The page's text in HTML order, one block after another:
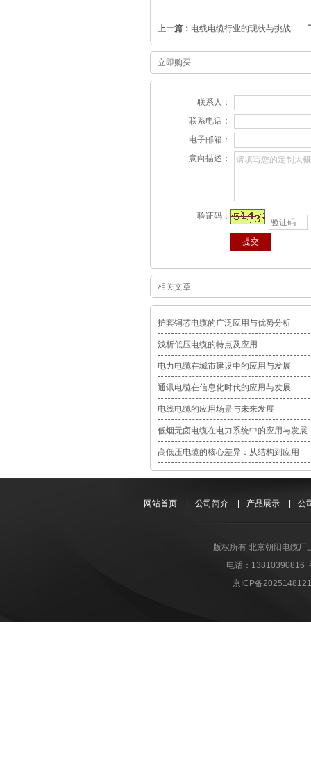
上一篇： 电线电缆行业的现状与挑战
立即购买
联系人：
联系电话：
电子邮箱：
意向描述：
验证码：
相关文章
护套铜芯电缆的广泛应用与优势分析
浅析低压电缆的特点及应用
电力电缆在城市建设中的应用与发展
通讯电缆在信息化时代的应用与发展
电线电缆的应用场景与未来发展
低烟无卤电缆在电力系统中的应用与发展
高低压电缆的核心差异：从结构到应用
网站首页 | 公司简介 | 产品展示 | 公
版权所有 北京朝阳电缆
电话：13810390816
京ICP备